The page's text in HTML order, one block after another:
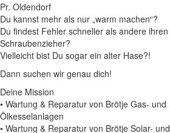
Pr. Oldendorf
Du kannst mehr als nur „warm machen“?
Du findest Fehler schneller als andere ihren
Schraubenzieher?
Vielleicht bist Du sogar ein alter Hase?!
Dann suchen wir genau dich!
Deine Mission
• Wartung & Reparatur von Brötje Gas- und
Ölkesselanlagen
• Wartung & Reparatur von Brötje Solar- und